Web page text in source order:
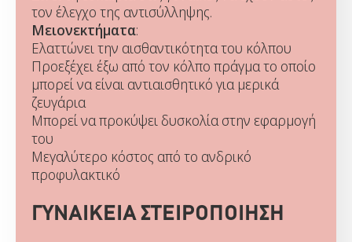
τον έλεγχο της αντισύλληψης.
Μειονεκτήματα:
Ελαττώνει την αισθαντικότητα του κόλπου
Προεξέχει έξω από τον κόλπο πράγμα το οποίο
μπορεί να είναι αντιαισθητικό για μερικά
ζευγάρια
Μπορεί να προκύψει δυσκολία στην εφαρμογή
του
Μεγαλύτερο κόστος από το ανδρικό
προφυλακτικό
ΓΥΝΑΙΚΕΙΑ ΣΤΕΙΡΟΠΟΙΗΣΗ